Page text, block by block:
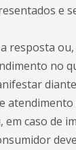
e
resposta
no
caso de